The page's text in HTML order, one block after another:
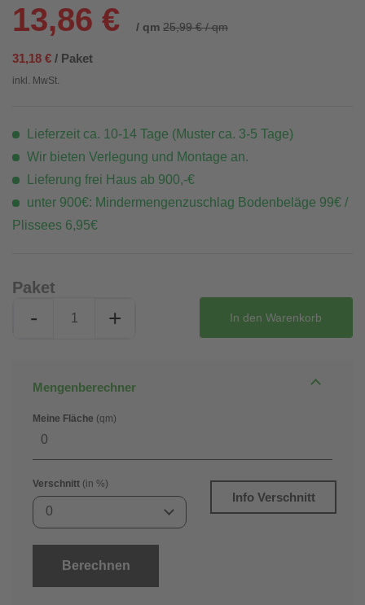
13,86 € / qm 25,99 € / qm
31,18 € / Paket
inkl. MwSt.
Lieferzeit ca. 10-14 Tage (Muster ca. 3-5 Tage)
Wir bieten Verlegung und Montage an.
Lieferung frei Haus ab 900,-€
unter 900€: Mindermengenzuschlag Bodenbeläge 99€ /
Plissees 6,95€
Paket
- + In den Warenkorb
Mengenberechner
Meine Fläche (qm)
Verschnitt (in %)
0
Info Verschnitt
Berechnen